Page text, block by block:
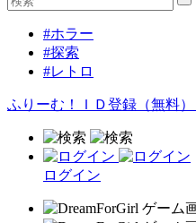
#ホラー
#探索
#レトロ
ふりーむ！ＩＤ登録（無料）
ログイン